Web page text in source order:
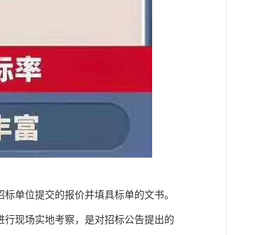
单位提交的报价并填具标单的文书。
现场实地考察，是对招标公告提出的